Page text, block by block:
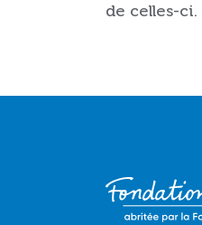
de celles-